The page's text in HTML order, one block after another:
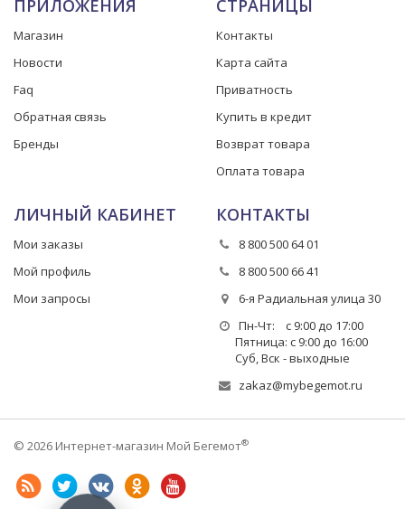
ПРИЛОЖЕНИЯ
Магазин
Новости
Faq
Обратная связь
Бренды
СТРАНИЦЫ
Контакты
Карта сайта
Приватность
Купить в кредит
Возврат товара
Оплата товара
ЛИЧНЫЙ КАБИНЕТ
Мои заказы
Мой профиль
Мои запросы
КОНТАКТЫ
8 800 500 64 01
8 800 500 66 41
6-я Радиальная улица 30
Пн-Чт: с 9:00 до 17:00
Пятница: с 9:00 до 16:00
Суб, Вск - выходные
zakaz@mybegemot.ru
© 2026 Интернет-магазин Мой Бегемот®